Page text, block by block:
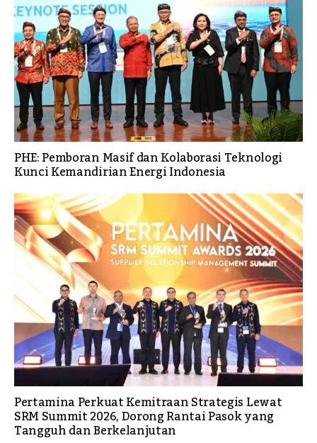
PHE: Pemboran Masif dan Kolaborasi Teknologi
Kunci Kemandirian Energi Indonesia
Pertamina Perkuat Kemitraan Strategis Lewat
SRM Summit 2026, Dorong Rantai Pasok yang
Tangguh dan Berkelanjutan